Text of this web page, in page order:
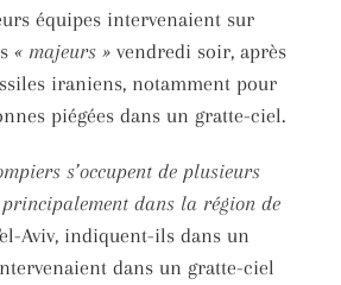
équipes intervenaient sur
« majeurs » vendredi soir, après
iraniens, notamment pour
piégées dans un gratte-ciel.
s’occupent de plusieurs
dans la région de
Aviv, indiquent-ils dans un
dans un gratte-ciel